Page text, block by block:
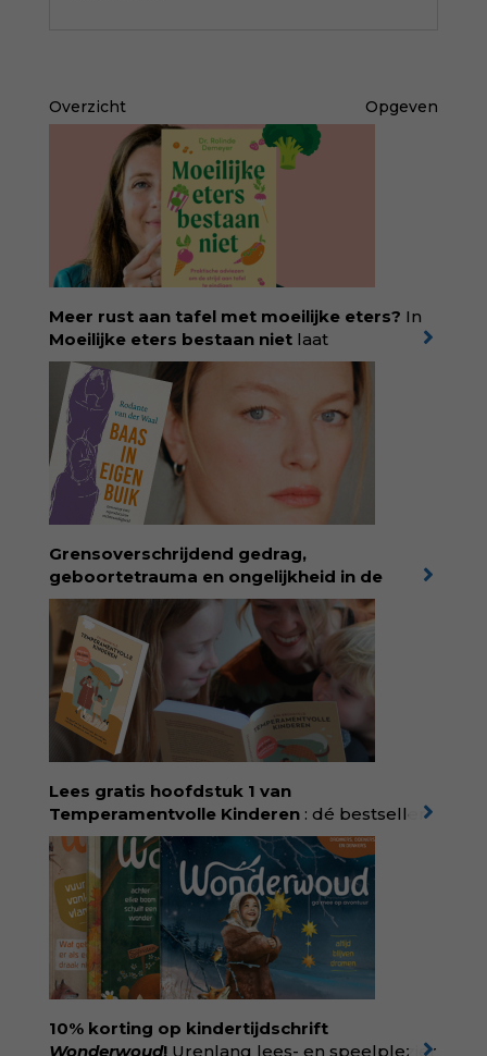
Overzicht Opgeven
Meer rust aan tafel met moeilijke eters? In
Moeilijke eters bestaan niet laat
kinderdiëtist en lactatiekundigeRolinde
Demeyer
zien wat er schuilgaat achter
eetgedrag dat ouders zorgen baart. Met
aandacht voor ontwikkeling,
neurodivergentie en medische oorzaken
helpt ze hardnekkige misverstanden los te
laten en maakt ze van eten weer een
moment van verbinding. Bestel via je lokale
boekhandel! Lees meer over Rolinde via
kiind.nl/rolinde
Grensoverschrijdend gedrag,
geboortetrauma en ongelijkheid in de
geboortezorg:in Baas in eigen buik verbindt
filosoof en vroedvrouw Rodante van der Waal
persoonlijke ervaringen aan structureel
onrecht en introduceert ze reproductieve
rechtvaardigheid als een collectieve, radicale
praktijk van zorg. Voor iedereen die wil
begrijpen wat er speelt rond vruchtbaarheid
en geboorte. Koop het boek via
singeluitgeverijen.nl/nijgh-van-
ditmar/boek/baas-in-eigen-buik
Lees gratis hoofdstuk 1 van
Temperamentvolle Kinderen : dé bestseller
van pedagoog Eva Bronsveld. In het boek
Temperamentvolle kinderen vind je 25 jaar
aan kennis en ervaring. Met ruim 50.000
verkochte exemplaren met recht een
bestseller, waarmee Eva veel gezinnen heeft
kunnen helpen. Ze schrijft met een
liefdevolle kijk op kinderen en veel begrip
voor ouders. Download het hoofdstuk gratis
via:evabronsveld.plugandpay.nl/r?
id=ZcYxEBJH
10% korting op kindertijdschrift
Wonderwoud! Urenlang lees- en speelplezier